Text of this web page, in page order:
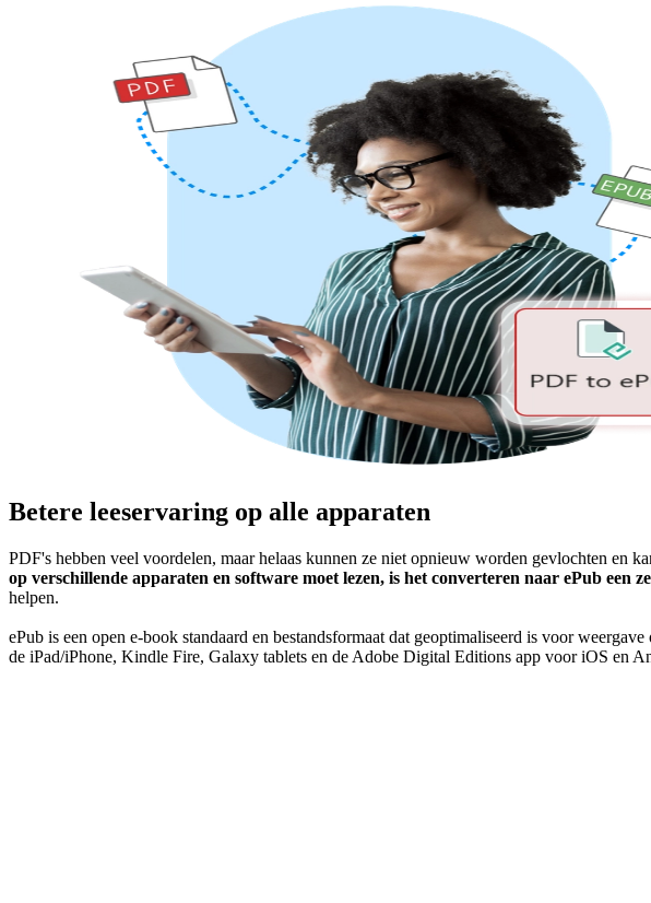
Betere leeservaring op alle apparaten
PDF's hebben veel voordelen, maar helaas kunnen ze niet opnieuw worden gevlochten en
op verschillende apparaten en software moet lezen, is het converteren naar ePub
helpen.
ePub is een open e-book standaard en bestandsformaat dat geoptimaliseerd is voor
de iPad/iPhone, Kindle Fire, Galaxy tablets en de Adobe Digital Editions app voor iOS en